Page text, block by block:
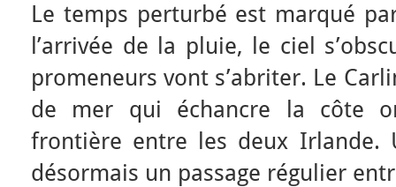
Le temps perturbé est marqué
l’arrivée de la pluie, le ciel
promeneurs vont s’abriter. Le
de mer qui échancre la côte
frontière entre les deux Irlande.
désormais un passage régulier